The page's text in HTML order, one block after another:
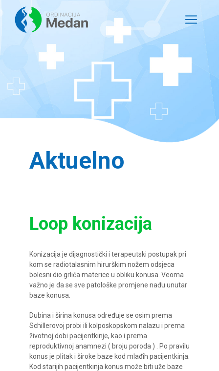
Aktuelno
Loop konizacija
Konizacija je dijagnostički i terapeutski postupak pri
kom se radiotalasnim hirurškim nožem odsjeca
bolesni dio grlića materice u obliku konusa. Veoma
važno je da se sve patološke promjene nađu unutar
baze konusa.
Dubina i širina konusa određuje se osim prema
Schillerovoj probi ili kolposkopskom nalazu i prema
životnoj dobi pacijentkinje, kao i prema
reproduktivnoj anamnezi ( broju poroda ) . Po pravilu
konus je plitak i široke baze kod mlađih pacijentkinja.
Kod starijih pacijentkinja konus može biti uže baze